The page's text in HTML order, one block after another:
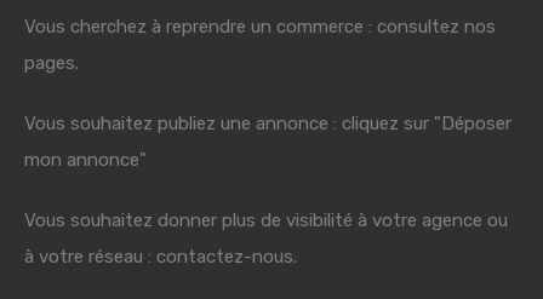
Vous cherchez à reprendre un commerce : consultez nos
pages.
Vous souhaitez publiez une annonce : cliquez sur "Déposer
mon annonce"
Vous souhaitez donner plus de visibilité à votre agence ou
à votre réseau : contactez-nous.